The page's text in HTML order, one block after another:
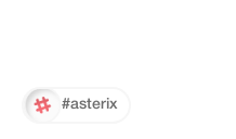
#asterix